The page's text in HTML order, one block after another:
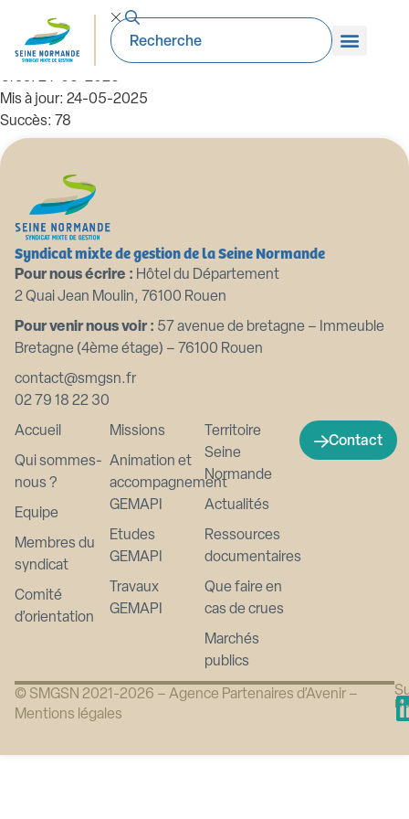
24.06.2024 CS n°3- PV seance VV
Taille du fichier: 348.93 KB
Créé: 24-05-2025
Mis à jour: 24-05-2025
Succès: 78
Syndicat mixte de gestion de la Seine Normande
Pour nous écrire : Hôtel du Département
2 Quai Jean Moulin, 76100 Rouen
Pour venir nous voir : 57 avenue de bretagne – Immeuble
Bretagne (4ème étage) – 76100 Rouen
contact@smgsn.fr
02 79 18 22 30
Accueil
Qui sommes-
nous ?
Equipe
Membres du
syndicat
Comité
d’orientation
Missions
Animation et
accompagnement
GEMAPI
Etudes
GEMAPI
Travaux
GEMAPI
Territoire
Seine
Normande
Actualités
Ressources
documentaires
Que faire en
cas de crues
Marchés
publics
Contact
© SMGSN 2021-2026 – Agence Partenaires d’Avenir –
Mentions légales